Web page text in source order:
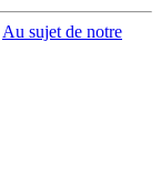
Au sujet de notre